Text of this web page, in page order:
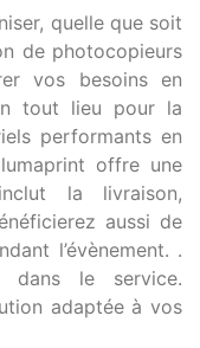
quelle que soit
de photocopieurs
vos besoins en
tout lieu pour la
performants en
offre une
la livraison,
aussi de
l’évènement. .
dans le service.
adaptée à vos